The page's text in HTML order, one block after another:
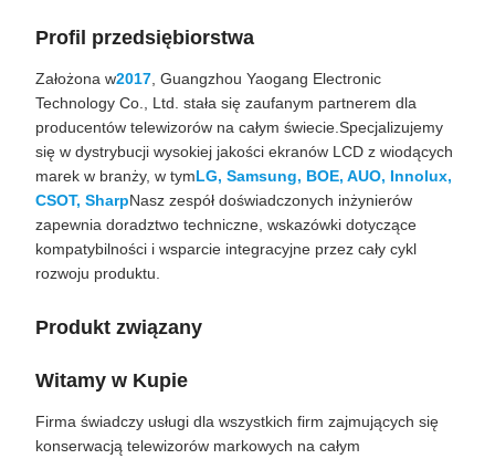
Profil przedsiębiorstwa
Założona w2017 , Guangzhou Yaogang Electronic
Technology Co., Ltd. stała się zaufanym partnerem dla
producentów telewizorów na całym świecie.Specjalizujemy
się w dystrybucji wysokiej jakości ekranów LCD z wiodących
marek w branży, w tymLG, Samsung, BOE, AUO, Innolux,
CSOT, SharpNasz zespół doświadczonych inżynierów
zapewnia doradztwo techniczne, wskazówki dotyczące
kompatybilności i wsparcie integracyjne przez cały cykl
rozwoju produktu.
Produkt związany
Witamy w Kupie
Firma świadczy usługi dla wszystkich firm zajmujących się
konserwacją telewizorów markowych na całym